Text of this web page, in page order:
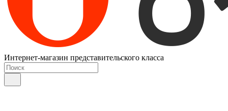
Интернет-магазин представительского класса